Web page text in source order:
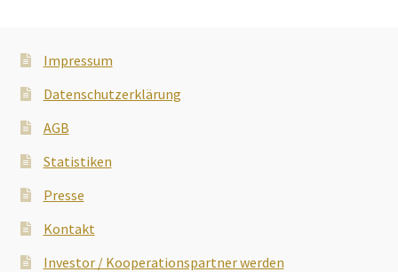
Impressum
Datenschutzerklärung
AGB
Statistiken
Presse
Kontakt
Investor / Kooperationspartner werden